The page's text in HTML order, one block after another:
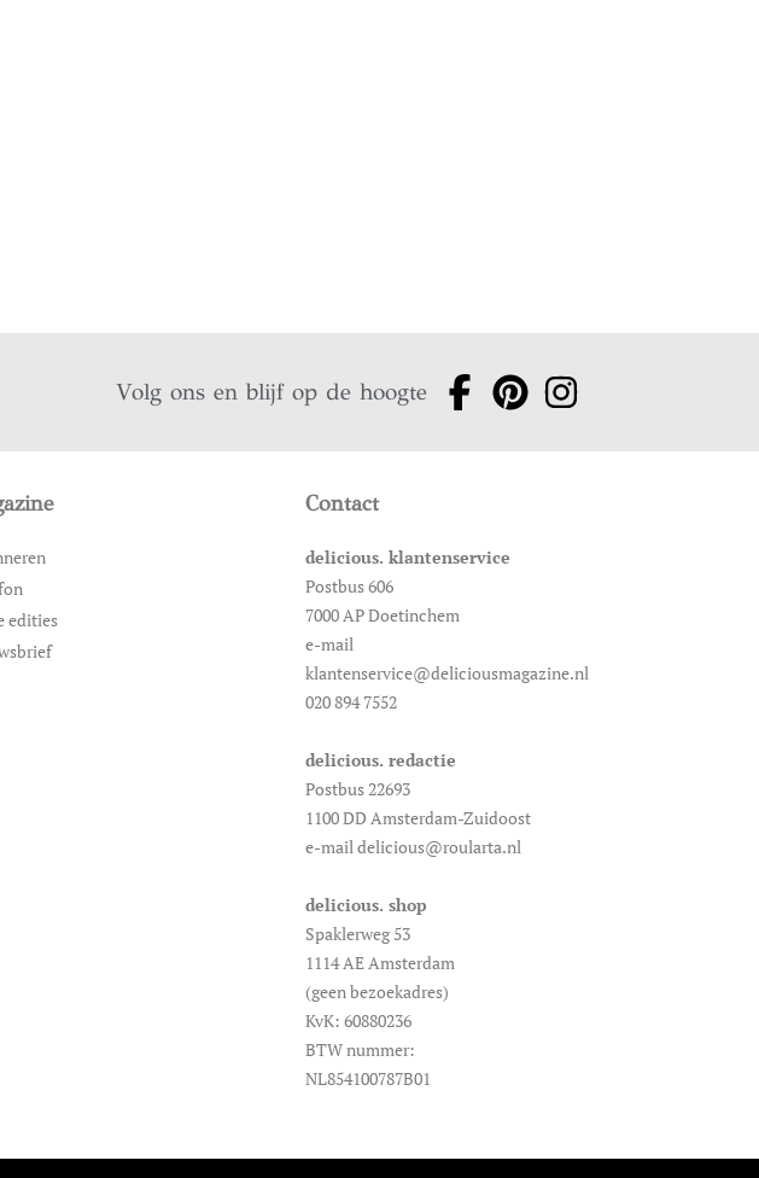
Volg ons en blijf op de hoogte
edities
Contact
delicious. klantenservice
Postbus 606
7000 AP Doetinchem
e-mail
klantenservice@deliciousmagazine.nl
020 894 7552
delicious. redactie
Postbus 22693
1100 DD Amsterdam-Zuidoost
e-mail delicious@roularta.nl
delicious. shop
Spaklerweg 53
1114 AE Amsterdam
(geen bezoekadres)
KvK: 60880236
BTW nummer:
NL854100787B01